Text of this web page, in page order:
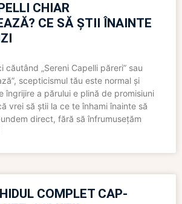
CHIAR
CE SĂ ȘTII ÎNAINTE
căutând „Sereni Capelli păreri” sau
scepticismul tău este normal și
îngrijire a părului e plină de promisiuni
vrei să știi la ce te înhami înainte să
direct, fără să înfrumusețăm
COMPLET CAP-